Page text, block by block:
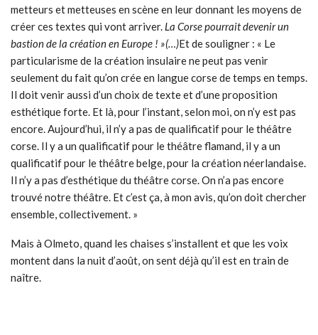
metteurs et metteuses en scène en leur donnant les moyens de
créer ces textes qui vont arriver. La Corse pourrait devenir un
bastion de la création en Europe ! »(…)Et de souligner : « Le
particularisme de la création insulaire ne peut pas venir
seulement du fait qu’on crée en langue corse de temps en temps.
Il doit venir aussi d’un choix de texte et d’une proposition
esthétique forte. Et là, pour l’instant, selon moi, on n’y est pas
encore. Aujourd’hui, il n’y a pas de qualificatif pour le théâtre
corse. Il y a un qualificatif pour le théâtre flamand, il y a un
qualificatif pour le théâtre belge, pour la création néerlandaise.
Il n’y a pas d’esthétique du théâtre corse. On n’a pas encore
trouvé notre théâtre. Et c’est ça, à mon avis, qu’on doit chercher
ensemble, collectivement. »
Mais à Olmeto, quand les chaises s’installent et que les voix
montent dans la nuit d’août, on sent déjà qu’il est en train de
naître.